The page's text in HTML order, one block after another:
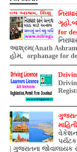
for
આશ્રમ(Anath
હોમ, orphanage for
વેકેશન
| ગુજરાતના